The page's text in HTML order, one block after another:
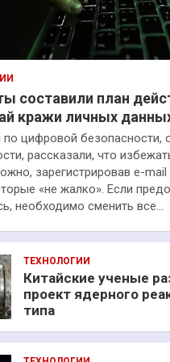
составили план
кражи личных
по цифровой безопасности,
рассказали, что
зарегистрировав e-
«не жалко». Если
необходимо сменить все…
ТЕХНОЛОГИИ
Китайские ученые
проект ядерного
типа